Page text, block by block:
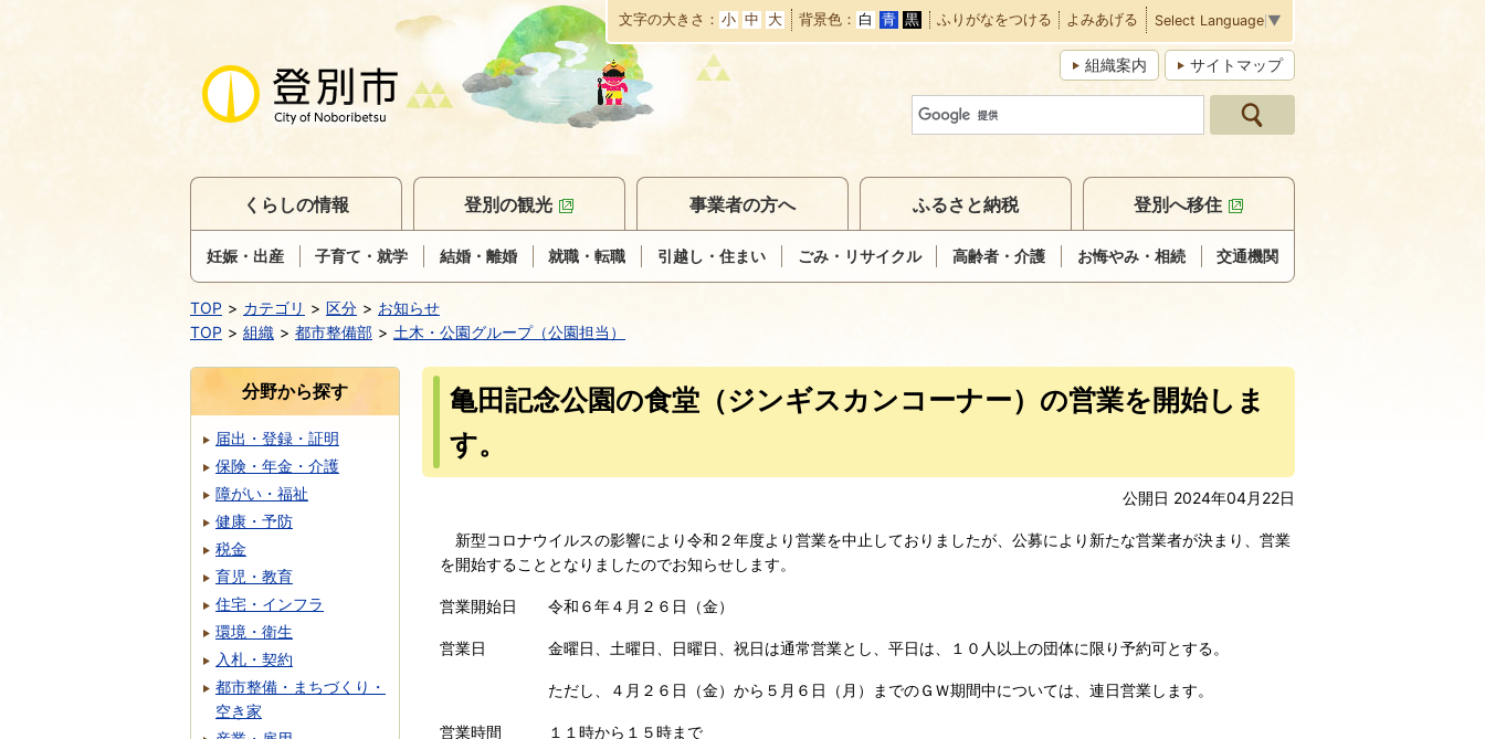
本
文
へ
移
動
文字の大きさ 小 中 大 背景色 白 青 黒 ふりがなをつける よみあげる Select Language ▼
組織案内 サイトマップ
くらしの情報
妊娠・出産 子育て・就学 結婚・離婚 就職・転職 引越し・住まい ごみ・リサイクル 高齢者・介護 お悔やみ・相続 交通機関
登別の観光 事業者の方へ ふるさと納税 登別へ移住
TOP カテゴリ 区分
お知らせ
TOP
組織 都市整備部 土木・公園グループ（公園担当）
亀田記念公園の食堂（ジンギスカンコーナー）の営業を開始しま
す。
公開日 2024年04月22日
新型コロナウイルスの影響により令和２年度より営業を中止しておりましたが、公募により新たな営業者が決まり、営業
を開始することとなりましたのでお知らせします。
営業開始日 令和６年４月２６日（金）
営業日 金曜日、土曜日、日曜日、祝日は通常営業とし、平日は、１０人以上の団体に限り予約可とする。
ただし、４月２６日（金）から５月６日（月）までのＧＷ期間中については、連日営業します。
営業時間 １１時から１５時まで
分野から探す
届出・登録・証明
保険・年金・介護
障がい・福祉
健康・予防
税金
育児・教育
住宅・インフラ
環境・衛生
入札・契約
都市整備・まちづくり・
空き家